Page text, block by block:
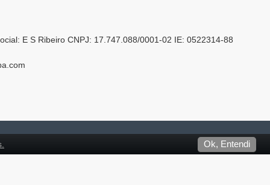
E S Ribeiro CNPJ: 17.747.088/0001-02 IE: 0522314-88
Ok, Entendi